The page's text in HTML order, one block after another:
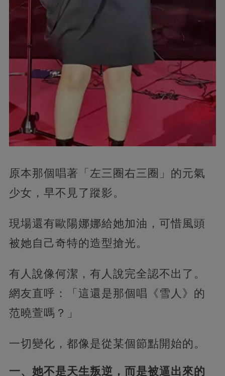
原本那個唱著「左三圈右三圈」的元氣
少女，早不見了蹤影。
現場還有歐陽娜娜給她加油，可惜風頭
被她自己奇特的造型搶光。
有人說像何潔，有人說完全認不出了。
網友直呼：「這還是那個唱《雪人》的
范曉萱嗎？」
一切變化，都像是從某個節點開始的。
一、她不是天生叛逆，而是被逼出來的